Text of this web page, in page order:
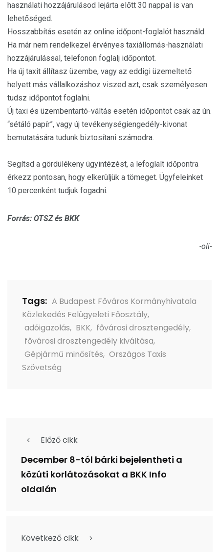
használati hozzájárulásod lejárta előtt 30 nappal is van
lehetőséged.
Hosszabbítás esetén az online időpont-foglalót használd.
Ha már nem rendelkezel érvényes taxiállomás-használati
hozzájárulással, telefonon foglalj időpontot.
Ha új taxit állítasz üzembe, vagy az eddigi üzemeltető
helyett más vállalkozáshoz viszed azt, csak személyesen
tudsz időpontot foglalni.
Új taxi és üzembentartó-váltás esetén időpontot csak az ún.
“sétáló papír”, vagy új tevékenységiengedély-kivonat
bemutatására tudunk biztosítani számodra.
Segítsd a gördülékeny ügyintézést, a lefoglalt időpontra
érkezz pontosan, hogy elkerüljük a tömeget. Ügyfeleinket
10 percenként tudjuk fogadni.
Forrás: OTSZ és BKK
-oli-
Tags: A Budapest Főváros Kormányhivatala
Közlekedés Felügyeleti Főosztály,
adóigazolás, BKK, fővárosi drosztengedély,
fővárosi drosztengedély kiváltása,
Gépjármű minősítés, Országos Taxis
Szövetség
Előző cikk
December 8-tól bárki bejelentheti a
közúti korlátozásokat a BKK Info
oldalán
Következő cikk